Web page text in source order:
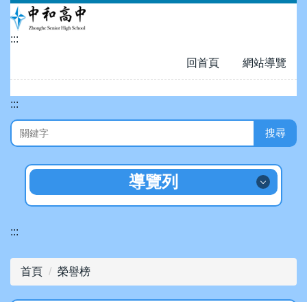
跳
到
主
內
區
:::
回首頁 網站導覽
:::
搜尋
導覽列
招生專區
:::
首頁 榮譽榜